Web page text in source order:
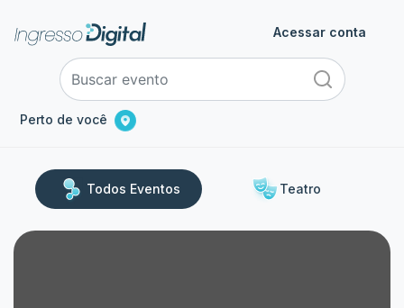
Perto de você
Acessar conta
Todos Eventos Teatro